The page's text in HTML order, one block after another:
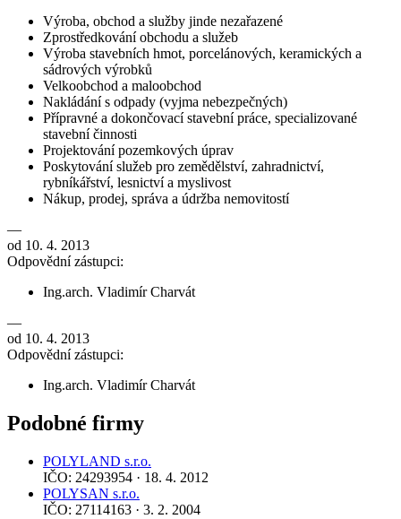
Výroba, obchod a služby jinde nezařazené
Zprostředkování obchodu a služeb
Výroba stavebních hmot, porcelánových, keramických a
sádrových výrobků
Velkoobchod a maloobchod
Nakládání s odpady (vyjma nebezpečných)
Přípravné a dokončovací stavební práce, specializované
stavební činnosti
Projektování pozemkových úprav
Poskytování služeb pro zemědělství, zahradnictví,
rybníkářství, lesnictví a myslivost
Nákup, prodej, správa a údržba nemovitostí
—
od 10. 4. 2013
Odpovědní zástupci:
Ing.arch. Vladimír Charvát
—
od 10. 4. 2013
Odpovědní zástupci:
Ing.arch. Vladimír Charvát
Podobné firmy
POLYLAND s.r.o.
IČO: 24293954 · 18. 4. 2012
POLYSAN s.r.o.
IČO: 27114163 · 3. 2. 2004